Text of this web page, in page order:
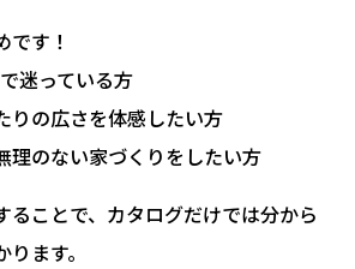
です！
迷っている方
りの広さを体感したい方
理のない家づくりをしたい方
ることで、カタログだけでは分から
ます。